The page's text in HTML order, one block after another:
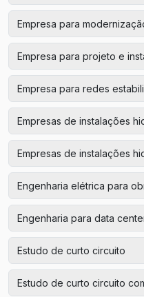
Empresa para
Empresa para projeto e
Empresa para redes
Empresas de instalações
Empresas de instalações
Engenharia elétrica para
Engenharia para data
Estudo de curto circuito
Estudo de curto circuito